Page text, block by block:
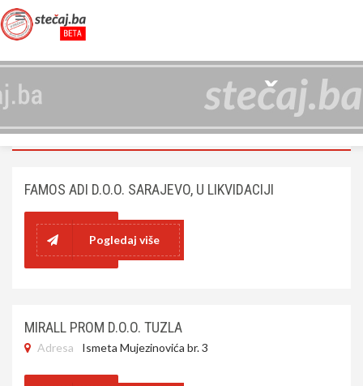
FIRME
NASLOVNA FIRME
FAMOS ADI D.O.O. SARAJEVO, U LIKVIDACIJI
Pogledaj više
MIRALL PROM D.O.O. TUZLA
Adresa Ismeta Mujezinovića br. 3